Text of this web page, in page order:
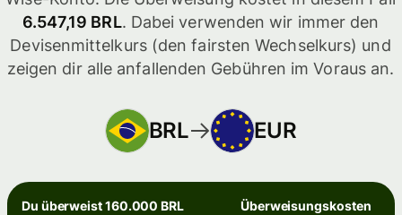
6.547,19 BRL. Dabei verwenden wir immer den
Devisenmittelkurs (den fairsten Wechselkurs) und
zeigen dir alle anfallenden Gebühren im Voraus an.
BRL EUR
Du überweist 160.000 BRL Überweisungskosten